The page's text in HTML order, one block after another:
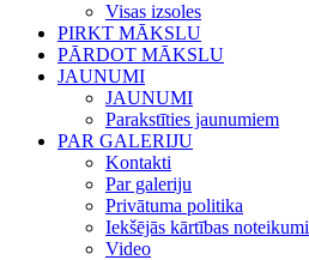
Visas izsoles
PIRKT MĀKSLU
PĀRDOT MĀKSLU
JAUNUMI
JAUNUMI
Parakstīties jaunumiem
PAR GALERIJU
Kontakti
Par galeriju
Privātuma politika
Iekšējās kārtības noteikumi
Video